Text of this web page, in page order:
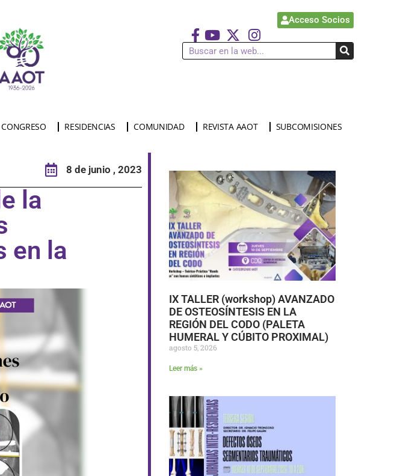
Acceso Socios
CONGRESO RESIDENCIAS COMUNIDAD REVISTA AAOT SUBCOMISIONES
8 de junio , 2023
la
en la
IX TALLER (workshop) AVANZADO
DE OSTEOSÍNTESIS EN LA
REGIÓN DEL CODO (PALETA
HUMERAL Y CÚBITO PROXIMAL)
agosto 5, 2026
Leer más »